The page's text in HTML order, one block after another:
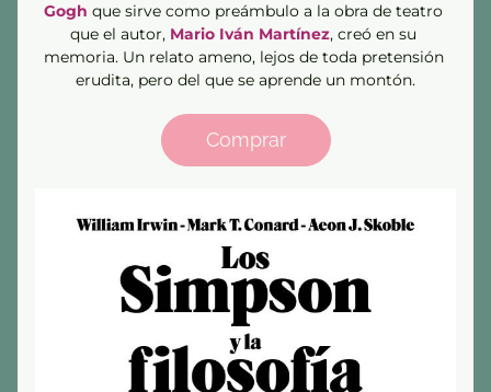
Gogh que sirve como preámbulo a la obra de teatro
que el autor, Mario Iván Martínez, creó en su
memoria. Un relato ameno, lejos de toda pretensión
erudita, pero del que se aprende un montón.
Comprar